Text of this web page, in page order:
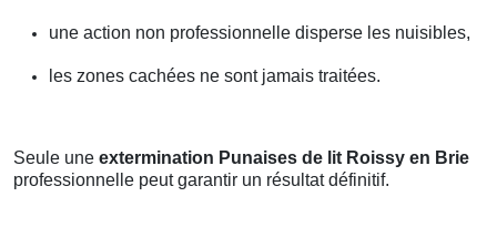
une action non professionnelle disperse les nuisibles,
les zones cachées ne sont jamais traitées.
Seule une extermination Punaises de lit Roissy en Brie
professionnelle peut garantir un résultat définitif.